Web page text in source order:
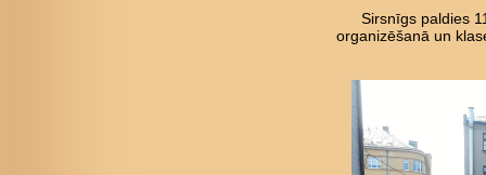
Sirsnīgs paldies
organizēšanā un